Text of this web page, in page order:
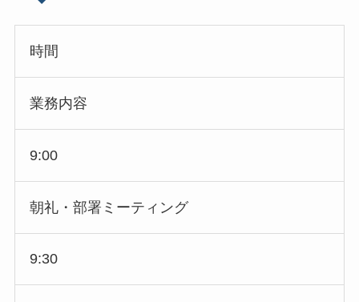
時間
業務内容
9:00
朝礼・部署ミーティング
9:30